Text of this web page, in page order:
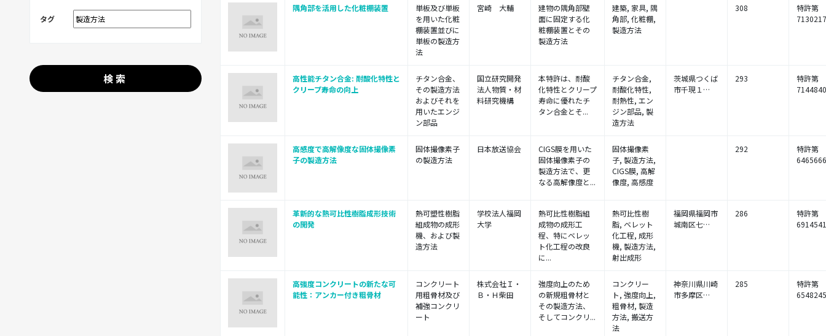
タグ
検索
隅角部を活用した化粧棚装置
単板及び単板
を用いた化粧
棚装置並びに
単板の製造方
法
宮崎 大輔
建物の隅角部壁
面に固定する化
粧棚装置とその
製造方法
建築, 家具, 隅
角部, 化粧棚,
製造方法
308
特許第
高性能チタン合金: 耐酸化特性と
クリープ寿命の向上
チタン合金、
その製造方法
およびそれを
用いたエンジ
ン部品
国立研究開発
法人物質・材
料研究機構
本特許は、耐酸
化特性とクリープ
寿命に優れたチ
タン合金とそ...
チタン合金,
耐酸化特性,
耐熱性, エン
ジン部品, 製
造方法
茨城県つくば
市千現１…
293
特許第
高感度で高解像度な固体撮像素
子の製造方法
固体撮像素子
の製造方法
日本放送協会
CIGS膜を用いた
固体撮像素子の
製造方法で、更
なる高解像度と...
固体撮像素
子, 製造方法,
CIGS膜, 高解
像度, 高感度
292
特許第
革新的な熱可比性樹脂成形技術
の開発
熱可塑性樹脂
組成物の成形
機、および製
造方法
学校法人福岡
大学
熱可比性樹脂組
成物の成形工
程、特にベレッ
ト化工程の改良
に...
熱可比性樹
脂, ベレット
化工程, 成形
機, 製造方法,
射出成形
福岡県福岡市
城南区七…
286
特許第
高強度コンクリートの新たな可
能性：アンカー付き粗骨材
コンクリート
用粗骨材及び
補強コンクリ
ート
株式会社Ｉ・
Ｂ・Ｈ柴田
強度向上のため
の新規粗骨材と
その製造方法、
そしてコンクリ...
コンクリー
ト, 強度向上,
粗骨材, 製造
方法, 搬送方
法
神奈川県川崎
市多摩区…
285
特許第